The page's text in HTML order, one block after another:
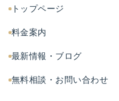
トップページ
料金案内
最新情報・ブログ
無料相談・お問い合わせ